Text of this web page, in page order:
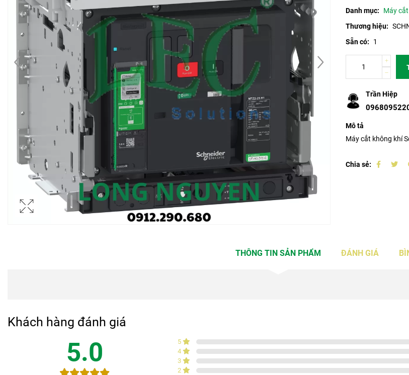
Danh mục:
Máy
Thương hiệu:
Sẵn có:
1
Trần Hiệp
Mô tả
Máy cắt không khí
Chia sẻ:
THÔNG TIN SẢN PHẨM ĐÁNH GIÁ
Khách hàng đánh giá
5.0 5
4
3
2